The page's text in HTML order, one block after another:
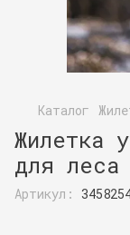
Каталог
Жилетка
для леса
Артикул: